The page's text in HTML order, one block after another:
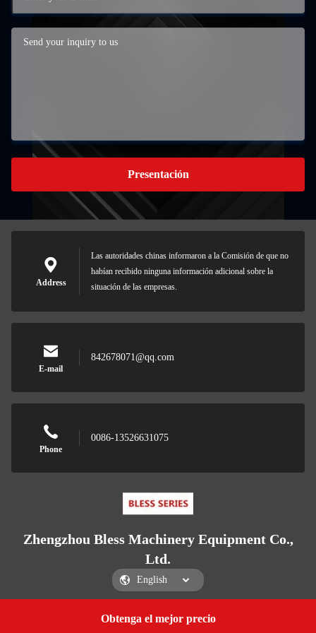
Obtenga el mejor precio
Presentación
Address
Las autoridades chinas informaron a la Comisión de que no
habían recibido ninguna información adicional sobre la
situación de las empresas.
E-mail
842678071@qq.com
Phone
0086-13526631075
Zhengzhou Bless Machinery Equipment Co.,
Ltd.
Zhengzhou Bless Machinery Equipment Co., Ltd.
Get a Quote